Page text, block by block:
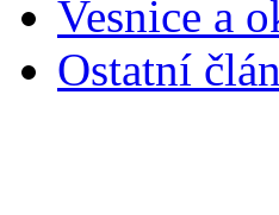
Vesnice a
Ostatní